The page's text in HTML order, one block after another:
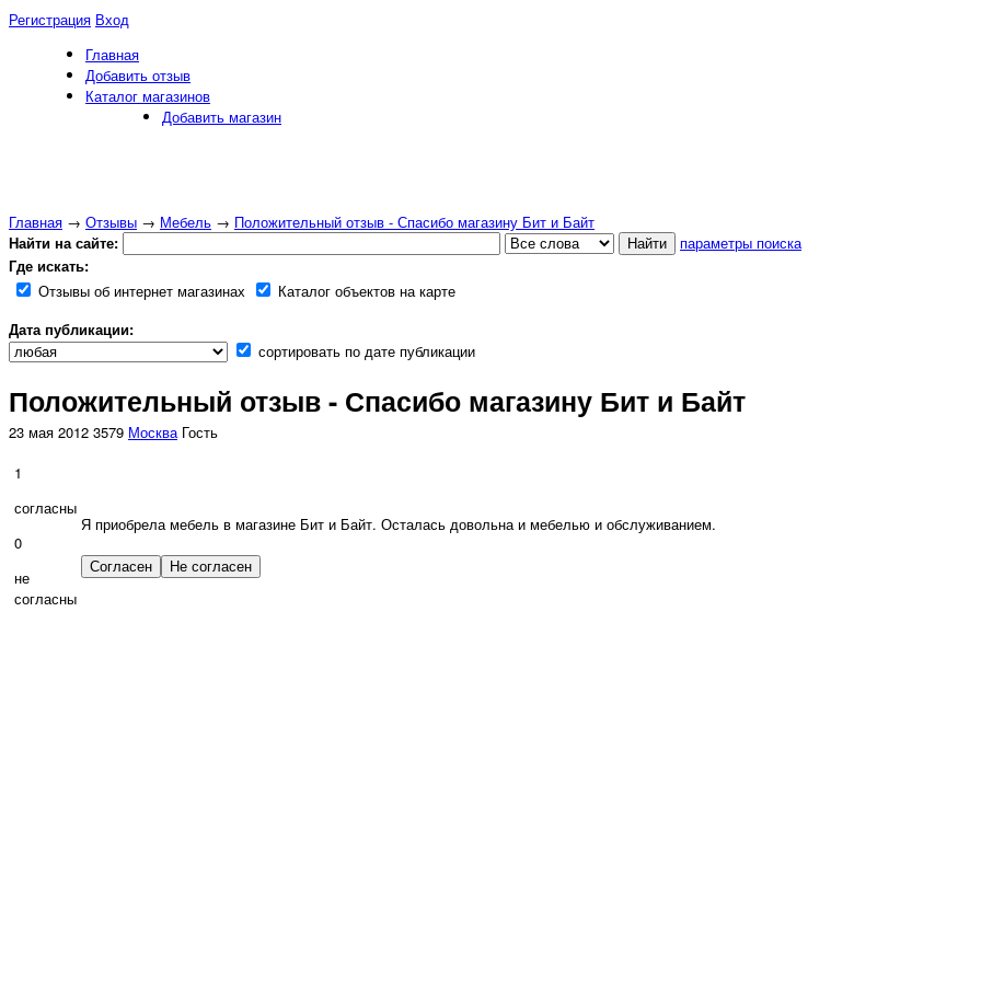
Регистрация Вход
Главная
Добавить отзыв
Каталог магазинов
Добавить магазин
Главная → Отзывы → Мебель → Положительный отзыв - Спасибо магазину Бит и Байт
Найти на сайте:
параметры поиска
Где искать:
Отзывы об интернет магазинах
Каталог объектов на карте
Дата публикации:
сортировать по дате публикации
Положительный отзыв - Спасибо магазину Бит и Байт
23 мая 2012 3579 Москва Гость
1
согласны
0
не
согласны
Я приобрела мебель в магазине Бит и Байт. Осталась довольна и мебелью и обслуживанием.